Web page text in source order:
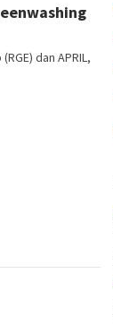
dan APRIL,